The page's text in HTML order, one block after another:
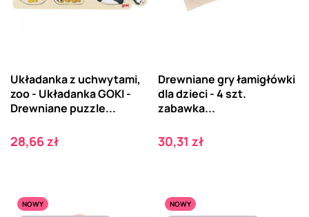
Układanka z uchwytami,
zoo - Układanka GOKI -
Drewniane puzzle...
Cena
28,66 zł
Drewniane gry łamigłówki
dla dzieci - 4 szt.
zabawka...
Cena
30,31 zł
NOWY
NOWY